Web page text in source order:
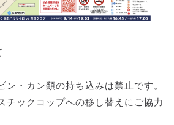
・カン類の持ち込みは禁止です。
チックコップへの移し替えにご協力